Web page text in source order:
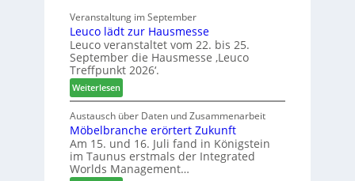
8
J
a
h
C
M
D
e
u
Veranstaltung im September
Leuco lädt zur Hausmesse
Leuco veranstaltet vom 22. bis 25.
September die Hausmesse ‚Leuco
Treffpunkt 2026‘.
Weiterlesen:
L
e
u
c
o
l
Austausch über Daten und Zusammenarbeit
Möbelbranche erörtert Zukunft
Am 15. und 16. Juli fand in Königstein
im Taunus erstmals der Integrated
Worlds Management…